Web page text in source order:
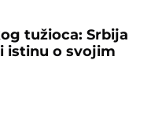
tužioca: Srbija
istinu o svojim